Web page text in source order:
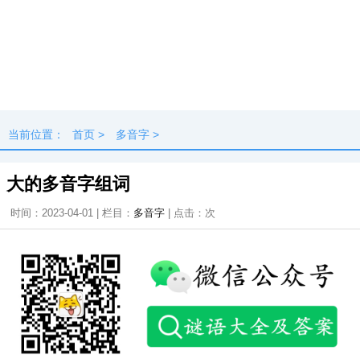
当前位置： 首页 > 多音字 >
大的多音字组词
时间：2023-04-01 | 栏目： 多音字 | 点击： 次